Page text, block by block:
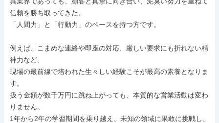
信頼を勝ち取ってきた、
「人間力」と「行動力」のベースを持つ方です。
例えば、こまめな連絡や即座の対応、厳しい要求にも折れない精
神力など、
現場の最前線で培われた生々しい経験こそが最高の素養となりま
す。
扱う金額が数千万円に跳ね上がっても、本質的な営業活動は変わ
りません。
1年から2年の学習期間を乗り越え、未知の領域に果敢に挑戦し、